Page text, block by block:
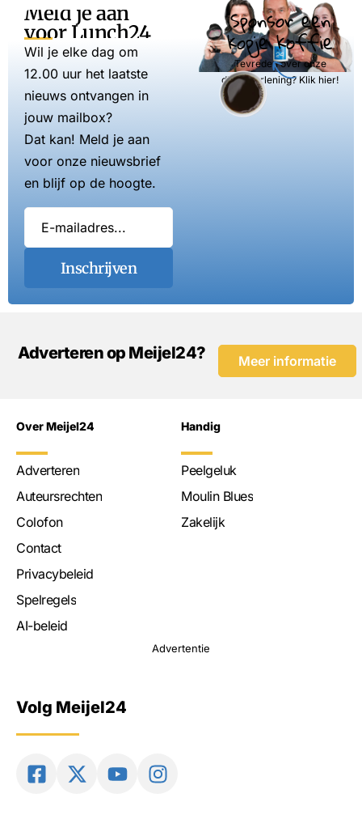
Meld je aan
voor Lunch24
Wil je elke dag om
12.00 uur het laatste
nieuws ontvangen in
jouw mailbox?
Dat kan! Meld je aan
voor onze nieuwsbrief
en blijf op de hoogte.
Inschrijven
Sponsor een
kopje koffie
Tevreden over onze
dienstverlening? Klik hier!
Adverteren op Meijel24? Meer informatie
Over Meijel24
Adverteren
Auteursrechten
Colofon
Contact
Privacybeleid
Spelregels
AI-beleid
Handig
Peelgeluk
Moulin Blues
Zakelijk
Advertentie
Volg Meijel24